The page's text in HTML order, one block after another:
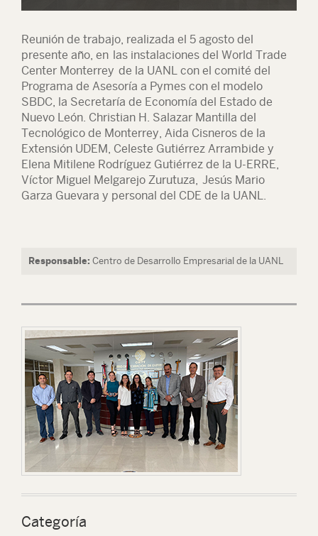
Reunión de trabajo, realizada el 5 agosto del
presente año, en las instalaciones del World Trade
Center Monterrey de la UANL con el comité del
Programa de Asesoría a Pymes con el modelo
SBDC, la Secretaría de Economía del Estado de
Nuevo León. Christian H. Salazar Mantilla del
Tecnológico de Monterrey, Aida Cisneros de la
Extensión UDEM, Celeste Gutiérrez Arrambide y
Elena Mitilene Rodríguez Gutiérrez de la U-ERRE,
Víctor Miguel Melgarejo Zurutuza, Jesús Mario
Garza Guevara y personal del CDE de la UANL.
Responsable: Centro de Desarrollo Empresarial de la UANL
Categoría